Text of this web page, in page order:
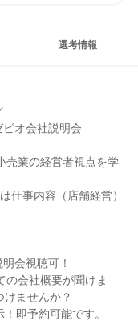
選考情報
オ会社説明会
売業の経営者視点を学
仕事内容（店舗経営）
会視聴可！
の会社概要が聞けま
ませんか？
即予約可能です。